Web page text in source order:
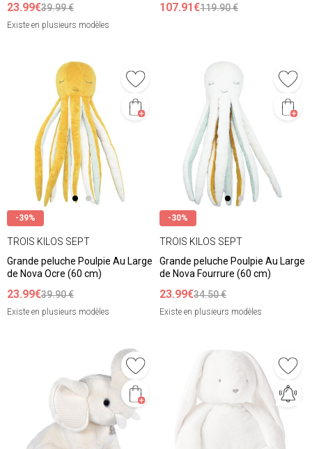
23.99€39.99 €
Existe en plusieurs modèles
107.91€119.90 €
-39%
TROIS KILOS SEPT
Grande peluche Poulpie Au Large
de Nova Ocre (60 cm)
23.99€39.90 €
Existe en plusieurs modèles
-30%
TROIS KILOS SEPT
Grande peluche Poulpie Au Large
de Nova Fourrure (60 cm)
23.99€34.50 €
Existe en plusieurs modèles